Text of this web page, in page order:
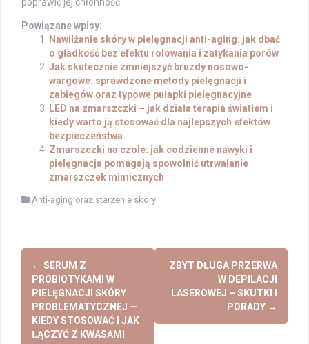
Powiązane wpisy:
Nawilżanie skóry w pielęgnacji anti-aging: jak dbać
o gładkość bez efektu rolowania i zatykania porów
Jak skutecznie zmniejszyć bruzdy nosowo-
wargowe: sprawdzone metody pielęgnacji i
zabiegów oraz typowe pułapki pielęgnacyjne
LED na zmarszczki – jak działa terapia światłem i
kiedy warto ją stosować dla najlepszych efektów
bezpieczeństwa
Zmarszczki na czole: jak codzienne nawyki i
pielęgnacja pomagają spowolnić utrwalanie
zmarszczek mimicznych
Anti-aging oraz starzenie skóry
Post
navigation
← SERUM Z
PROBIOTYKAMI W
PIELĘGNACJI SKÓRY
PROBLEMATYCZNEJ —
KIEDY STOSOWAĆ I JAK
ŁĄCZYĆ Z KWASAMI
ZBYT DŁUGA PRZERWA
W DEPILACJI
LASEROWEJ – SKUTKI I
PORADY →